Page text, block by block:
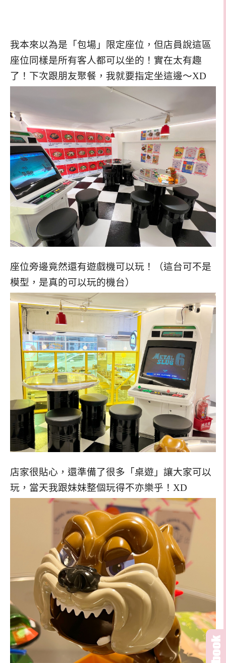
我本來以為是「包場」限定座位，但店員說這區
座位同樣是所有客人都可以坐的！實在太有趣
了！下次跟朋友聚餐，我就要指定坐這邊～XD
座位旁邊竟然還有遊戲機可以玩！（這台可不是
模型，是真的可以玩的機台）
店家很貼心，還準備了很多「桌遊」讓大家可以
玩，當天我跟妹妹整個玩得不亦樂乎！XD